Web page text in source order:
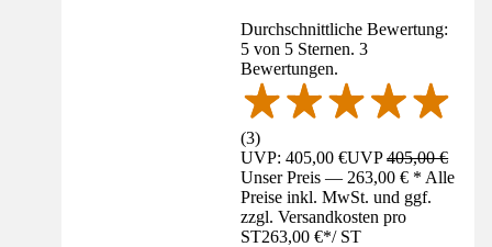
Durchschnittliche Bewertung:
5 von 5 Sternen. 3
Bewertungen.
(3)
UVP: 405,00 €UVP405,00 €
Unser Preis — 263,00 € * Alle
Preise inkl. MwSt. und ggf.
zzgl. Versandkosten pro
ST263,00 €*/ ST